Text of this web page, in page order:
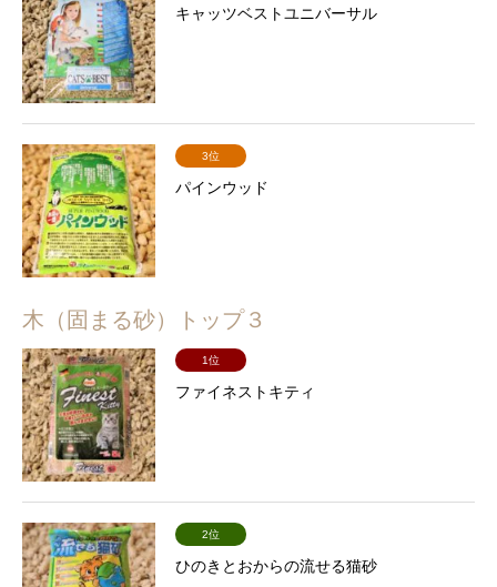
キャッツベストユニバーサル
3位
パインウッド
木（固まる砂）トップ３
1位
ファイネストキティ
2位
ひのきとおからの流せる猫砂